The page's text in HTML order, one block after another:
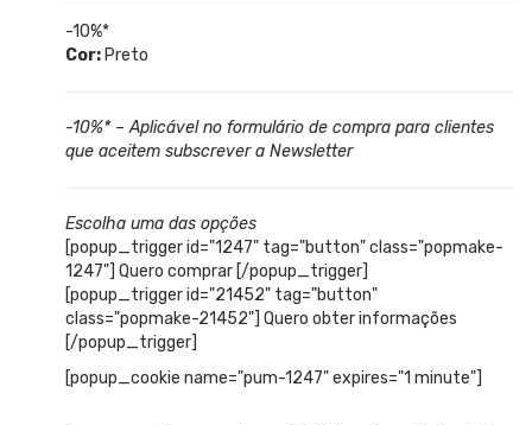
-10%*
Cor: Preto
-10%* – Aplicável no formulário de compra para clientes
que aceitem subscrever a Newsletter
Escolha uma das opções
[popup_trigger id="1247" tag="button" class="popmake-
1247"] Quero comprar [/popup_trigger]
[popup_trigger id="21452" tag="button"
class="popmake-21452"] Quero obter informações
[/popup_trigger]
[popup_cookie name="pum-1247" expires="1 minute"]